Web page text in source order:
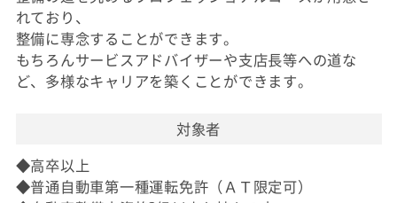
れており、
整備に専念することができます。
もちろんサービスアドバイザーや支店長等への道な
ど、多様なキャリアを築くことができます。
対象者
◆高卒以上
◆普通自動車第一種運転免許（ＡＴ限定可）